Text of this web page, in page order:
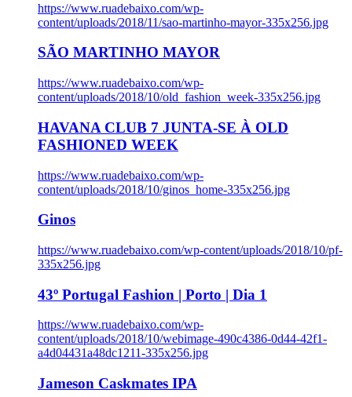
https://www.ruadebaixo.com/wp-
content/uploads/2018/11/sao-martinho-mayor-335x256.jpg
SÃO MARTINHO MAYOR
https://www.ruadebaixo.com/wp-
content/uploads/2018/10/old_fashion_week-335x256.jpg
HAVANA CLUB 7 JUNTA-SE À OLD
FASHIONED WEEK
https://www.ruadebaixo.com/wp-
content/uploads/2018/10/ginos_home-335x256.jpg
Ginos
https://www.ruadebaixo.com/wp-content/uploads/2018/10/pf-
335x256.jpg
43º Portugal Fashion | Porto | Dia 1
https://www.ruadebaixo.com/wp-
content/uploads/2018/10/webimage-490c4386-0d44-42f1-
a4d04431a48dc1211-335x256.jpg
Jameson Caskmates IPA